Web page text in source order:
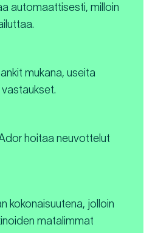
automaattisesti, milloin
mukana, useita
hoitaa neuvottelut
kokonaisuutena, jolloin
matalimmat